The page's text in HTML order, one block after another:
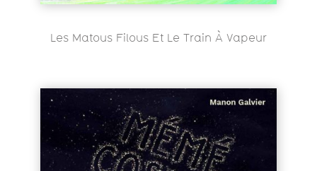
Les Matous Filous Et Le Train À Vapeur